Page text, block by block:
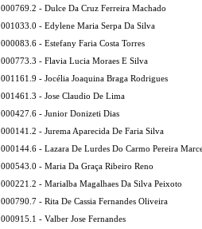
000769.2 - Dulce Da Cruz Ferreira Machado
001033.0 - Edylene Maria Serpa Da Silva
000083.6 - Estefany Faria Costa Torres
000773.3 - Flavia Lucia Moraes E Silva
001161.9 - Jocélia Joaquina Braga Rodrigues
001461.3 - Jose Claudio De Lima
000427.6 - Junior Donizeti Dias
000141.2 - Jurema Aparecida De Faria Silva
000144.6 - Lazara De Lurdes Do Carmo Pereira
000543.0 - Maria Da Graça Ribeiro Reno
000221.2 - Marialba Magalhaes Da Silva Peixoto
000790.7 - Rita De Cassia Fernandes Oliveira
000915.1 - Valber Jose Fernandes